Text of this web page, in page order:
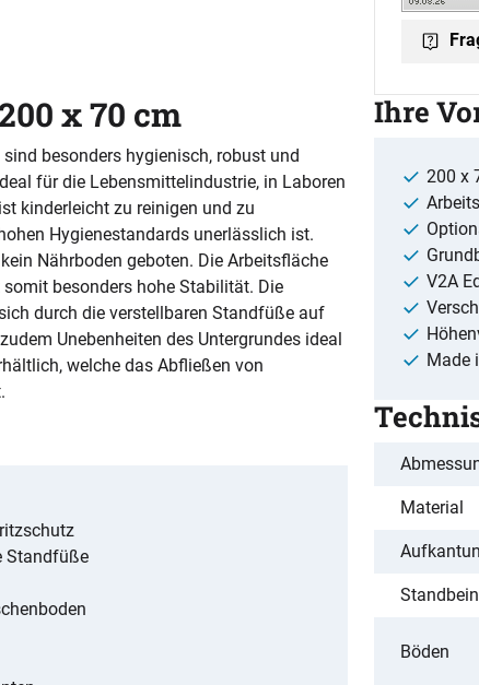
x 70 cm
besonders hygienisch, robust und
für die Lebensmittelindustrie, in Laboren
kinderleicht zu reinigen und zu
Hygienestandards unerlässlich ist.
Nährboden geboten. Die Arbeitsfläche
besonders hohe Stabilität. Die
durch die verstellbaren Standfüße auf
Unebenheiten des Untergrundes ideal
welche das Abfließen von
Standfüße
Ihre
200 x
V2A
Made
Material
Böden